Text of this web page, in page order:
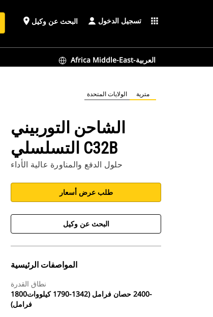
place البحث عن وكيل تسجيل الدخول apps
Africa Middle-East-العربية
الولايات المتحدة مترية
الشاحن التوربيني
التسلسلي C32B
حلول الدفع والمناورة عالية الأداء
طلب عرض أسعار
البحث عن وكيل
المواصفات الرئيسية
نطاق القدرة
1800‏-2400 حصان فرامل (1342-1790 كيلووات
فرامل)